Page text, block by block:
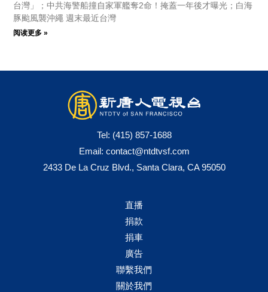
台灣」；中共海警船撞自家軍艦奪2命！掩蓋一年後才曝光；白海
豚颱風襲沖繩 週末最近台灣
阅读更多 »
Tel: (415) 857-1688
Email: contact@ntdtvsf.com
2433 De La Cruz Blvd., Santa Clara, CA 95050
直播
捐款
捐車
廣告
聯繫我們
關於我們